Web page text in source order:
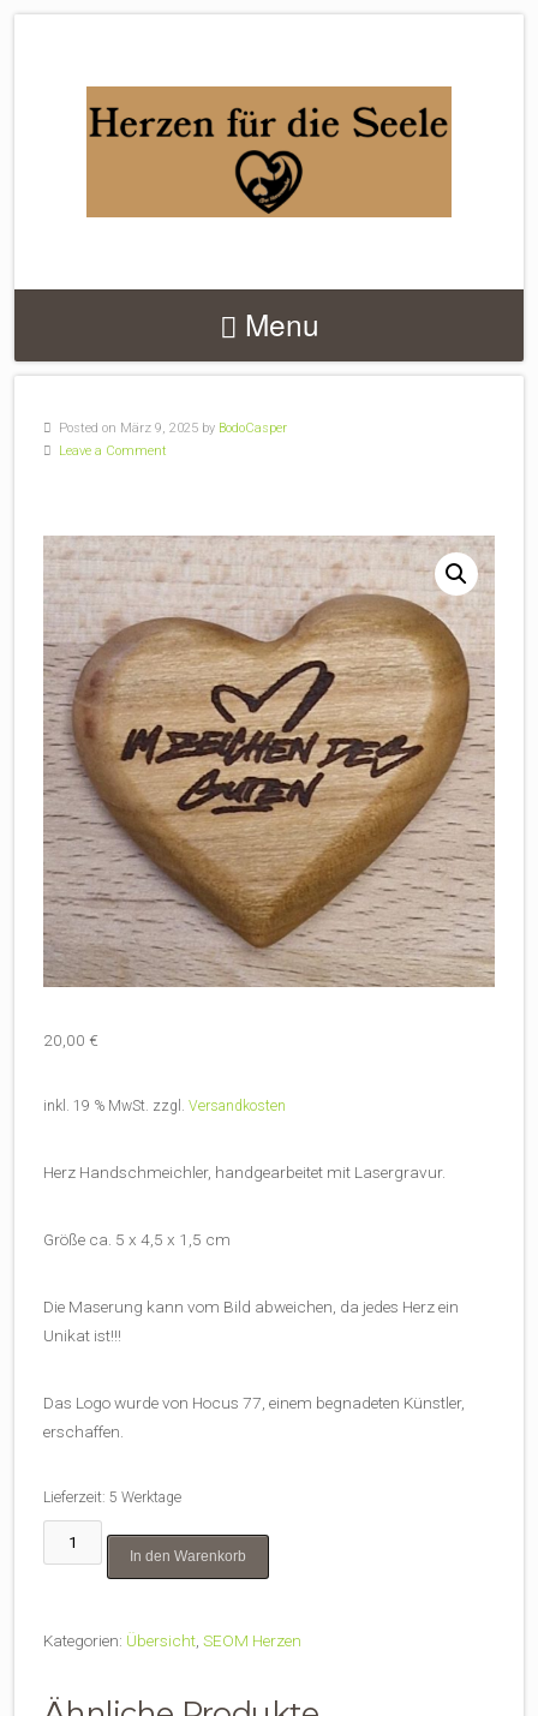
HERZENMACHER
Menu
Posted on März 9, 2025 by BodoCasper
Leave a Comment
20,00 €
inkl. 19 % MwSt. zzgl. Versandkosten
Herz Handschmeichler, handgearbeitet mit Lasergravur.
Größe ca. 5 x 4,5 x 1,5 cm
Die Maserung kann vom Bild abweichen, da jedes Herz ein
Unikat ist!!!
Das Logo wurde von Hocus 77, einem begnadeten Künstler,
erschaffen.
Lieferzeit: 5 Werktage
SEOM
Handschmeichler
des
Menge
In den Warenkorb
Kategorien: Übersicht SEOM Herzen